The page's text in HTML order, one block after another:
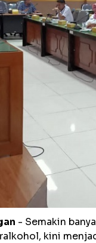
- Semakin
kini